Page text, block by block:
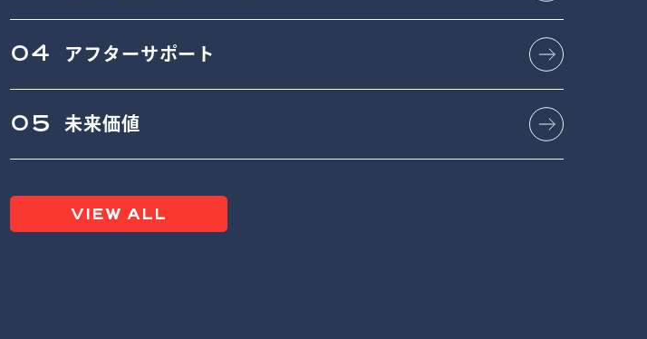
04 アフターサポート
05 未来価値
VIEW ALL